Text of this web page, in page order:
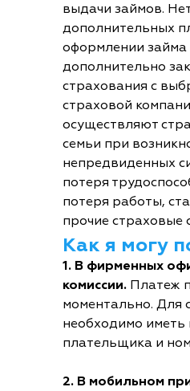
выдачи займов.
дополнительных
оформлении
дополнительно
страхования с
страховой
осуществляют
семьи при
непредвиденных
потеря
потеря работы,
прочие страховые
Как я могу
1. В фирменных
комиссии. Платеж
моментально. Для
необходимо иметь
плательщика и
2. В мобильном